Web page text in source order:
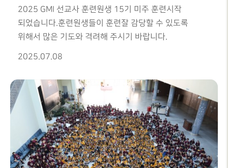
갈 수 없는 분들은, 내 앞길을 불과 구름기둥으로 인도해
주십시요. 절망 가운데 있는 분들은 하나님, 하나님
아니면 방법이 없습니다. 하나님 아니면 해답이
살아계십니다. 우리가 믿거나 말거나 살아계십니다. 그
하나님이 가장 원하시는 우리의 변화된 삶은 물고기 쫓던
인생에서, 사명쫓는 인생으로 병화되기를 원하는
것입니다. 그 수준이 된다면 얼마나 좋겠습니까 ?
그래서 하나님은 우릴 떄로는 빈배가 되어 넘어지게
하신다. 그 넘어짐이 말씀으로 채워지고, 믿음으로
채워지고, 사명으로 채워져서 전과 상상 할 수 없는 가장
2025 GMI 선교사 훈련원생 15기 미주 훈련시작
되었습니다.훈련원생들이 훈련잘 감당할 수 있도록
위해서 많은 기도와 격려해 주시기 바랍니다.
2025.07.08